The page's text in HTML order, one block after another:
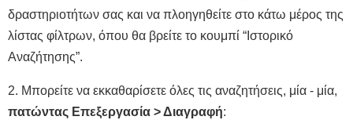
δραστηριοτήτων σας και να πλοηγηθείτε στο κάτω μέρος της
λίστας φίλτρων, όπου θα βρείτε το κουμπί “Ιστορικό
Αναζήτησης”.
2. Μπορείτε να εκκαθαρίσετε όλες τις αναζητήσεις, μία - μία,
πατώντας Επεξεργασία > Διαγραφή: